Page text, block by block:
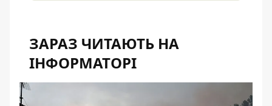
ЗАРАЗ ЧИТАЮТЬ НА
ІНФОРМАТОРІ